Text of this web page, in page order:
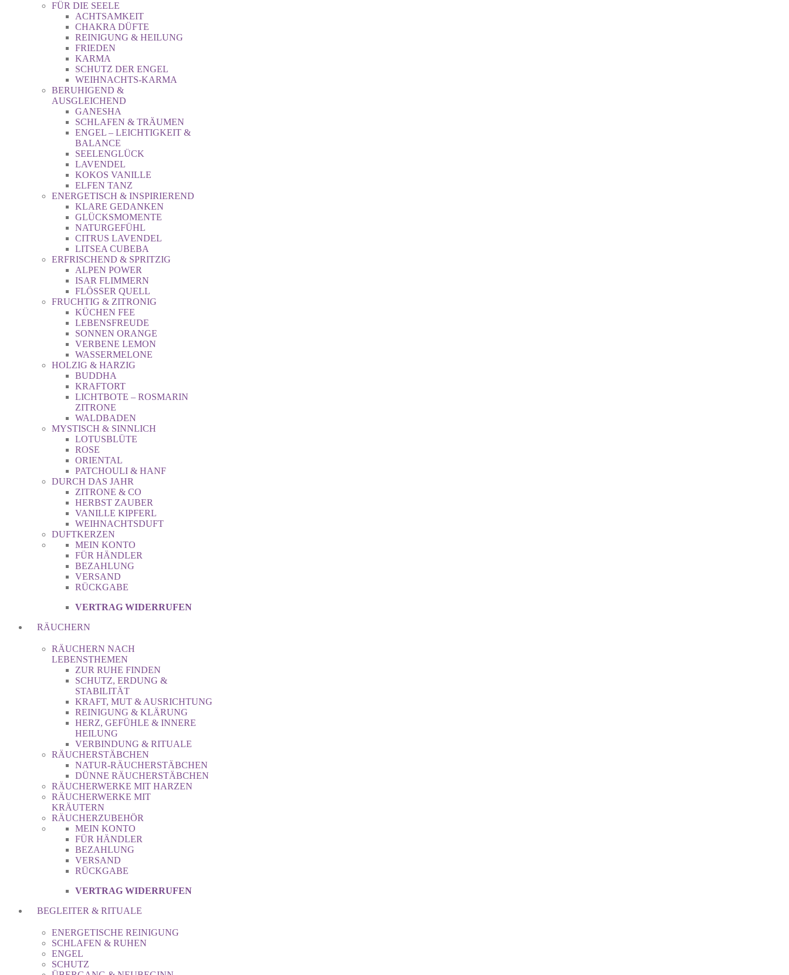
FÜR DIE SEELE
ACHTSAMKEIT
CHAKRA DÜFTE
REINIGUNG & HEILUNG
FRIEDEN
KARMA
SCHUTZ DER ENGEL
WEIHNACHTS-KARMA
BERUHIGEND &
AUSGLEICHEND
GANESHA
SCHLAFEN & TRÄUMEN
ENGEL – LEICHTIGKEIT &
BALANCE
SEELENGLÜCK
LAVENDEL
KOKOS VANILLE
ELFEN TANZ
ENERGETISCH & INSPIRIEREND
KLARE GEDANKEN
GLÜCKSMOMENTE
NATURGEFÜHL
CITRUS LAVENDEL
LITSEA CUBEBA
ERFRISCHEND & SPRITZIG
ALPEN POWER
ISAR FLIMMERN
FLÖSSER QUELL
FRUCHTIG & ZITRONIG
KÜCHEN FEE
LEBENSFREUDE
SONNEN ORANGE
VERBENE LEMON
WASSERMELONE
HOLZIG & HARZIG
BUDDHA
KRAFTORT
LICHTBOTE – ROSMARIN
ZITRONE
WALDBADEN
MYSTISCH & SINNLICH
LOTUSBLÜTE
ROSE
ORIENTAL
PATCHOULI & HANF
DURCH DAS JAHR
ZITRONE & CO
HERBST ZAUBER
VANILLE KIPFERL
WEIHNACHTSDUFT
DUFTKERZEN
MEIN KONTO
FÜR HÄNDLER
BEZAHLUNG
VERSAND
RÜCKGABE
VERTRAG WIDERRUFEN
RÄUCHERN
RÄUCHERN NACH
LEBENSTHEMEN
ZUR RUHE FINDEN
SCHUTZ, ERDUNG &
STABILITÄT
KRAFT, MUT & AUSRICHTUNG
REINIGUNG & KLÄRUNG
HERZ, GEFÜHLE & INNERE
HEILUNG
VERBINDUNG & RITUALE
RÄUCHERSTÄBCHEN
NATUR-RÄUCHERSTÄBCHEN
DÜNNE RÄUCHERSTÄBCHEN
RÄUCHERWERKE MIT HARZEN
RÄUCHERWERKE MIT
KRÄUTERN
RÄUCHERZUBEHÖR
MEIN KONTO
FÜR HÄNDLER
BEZAHLUNG
VERSAND
RÜCKGABE
VERTRAG WIDERRUFEN
BEGLEITER & RITUALE
ENERGETISCHE REINIGUNG
SCHLAFEN & RUHEN
ENGEL
SCHUTZ